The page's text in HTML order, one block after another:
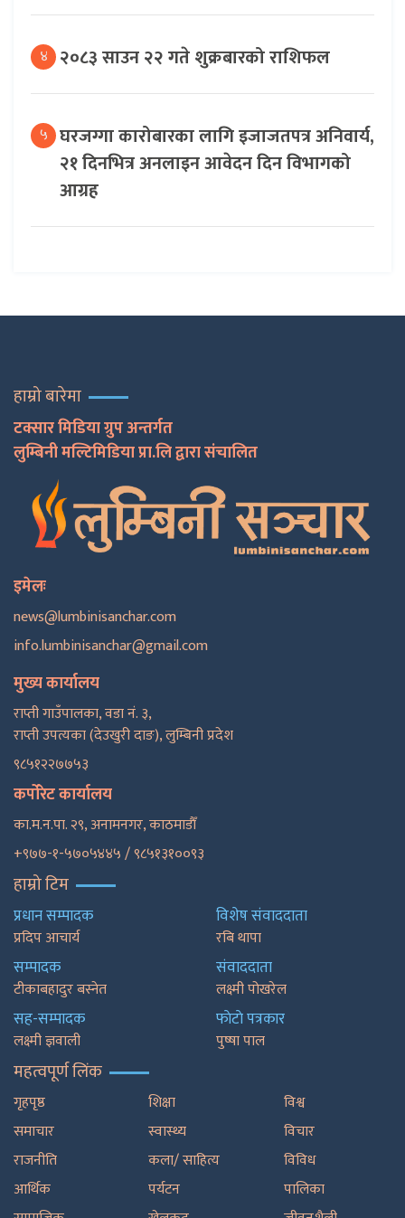
४ २०८३ साउन २२ गते शुक्रबारको राशिफल
५ घरजग्गा कारोबारका लागि इजाजतपत्र अनिवार्य,
२१ दिनभित्र अनलाइन आवेदन दिन विभागको
आग्रह
हाम्रो बारेमा
टक्सार मिडिया ग्रुप अन्तर्गत
लुम्बिनी मल्टिमिडिया प्रा.लि द्वारा संचालित
इमेलः
news@lumbinisanchar.com
info.lumbinisanchar@gmail.com
मुख्य कार्यालय
राप्ती गाउँपालका, वडा नं. ३,
राप्ती उपत्यका (देउखुरी दाङ), लुम्बिनी प्रदेश
९८५१२२७७५३
कर्पोरेट कार्यालय
का.म.न.पा. २९, अनामनगर, काठमाडाैँ
+९७७-१-५७०५४४५ / ९८५१३१००९३
हाम्रो टिम
प्रधान सम्पादक
प्रदिप आचार्य
सम्पादक
टीकाबहादुर बस्नेत
सह-सम्पादक
लक्ष्मी ज्ञवाली
विशेष संवाददाता
रबि थापा
संवाददाता
लक्ष्मी पोखरेल
फाेटाे पत्रकार
पुष्षा पाल
महत्वपूर्ण लिंक
गृहपृष्ठ
समाचार
राजनीति
आर्थिक
शिक्षा
स्वास्थ्य
कला/ साहित्य
पर्यटन
विश्व
विचार
विविध
पालिका